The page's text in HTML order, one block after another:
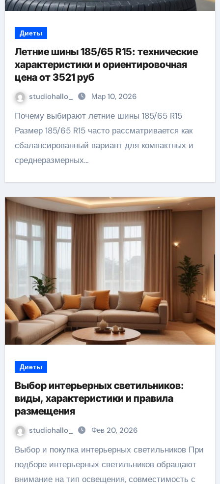
Диеты
Летние шины 185/65 R15: технические
характеристики и ориентировочная
цена от 3521 руб
studiohallo_ Мар 10, 2026
Почему выбирают летние шины 185/65 R15
Размер 185/65 R15 часто рассматривается как
сбалансированный вариант для компактных и
среднеразмерных…
Диеты
Выбор интерьерных светильников:
виды, характеристики и правила
размещения
studiohallo_ Фев 20, 2026
Выбор и покупка интерьерных светильников При
подборе интерьерных светильников обращают
внимание на тип освещения, совместимость с